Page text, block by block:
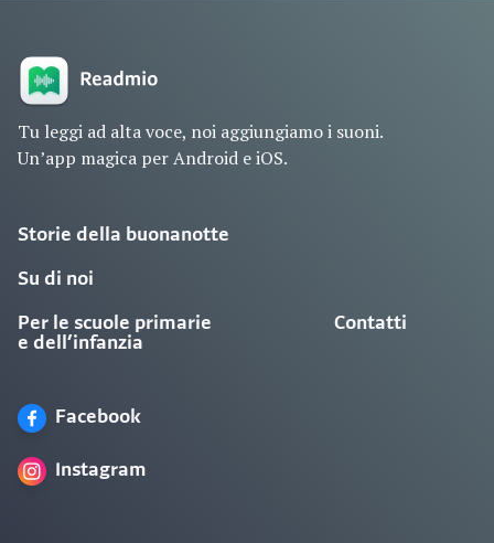
Tu leggi ad alta voce, noi aggiungiamo i suoni.
Un’app magica per Android e iOS.
Storie della buonanotte
Su di noi
Per le scuole primarie
e dell’infanzia
Contatti
Facebook
Instagram